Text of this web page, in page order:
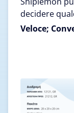
decidere
Veloce;